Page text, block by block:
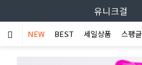
유니크걸
NEW BEST 세일상품 스팽글